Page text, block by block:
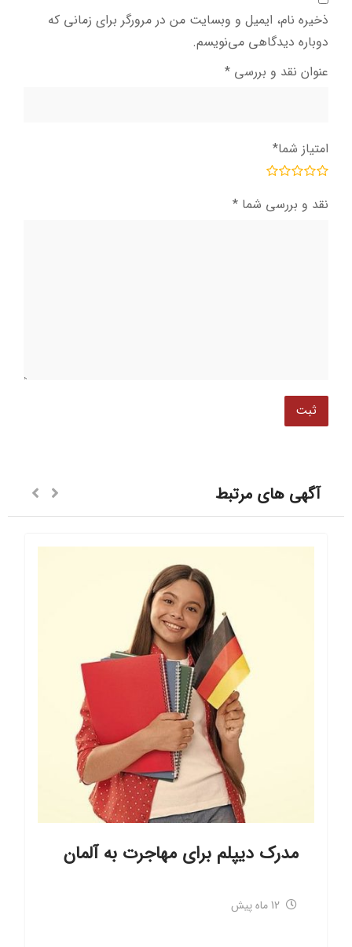
ذخیره نام، ایمیل و وبسایت من در مرورگر برای زمانی که
دوباره دیدگاهی می‌نویسم.
عنوان نقد و بررسی *
امتیاز شما*
نقد و بررسی شما *
آگهی های مرتبط
مدرک دیپلم برای مهاجرت به آلمان
12 ماه پیش